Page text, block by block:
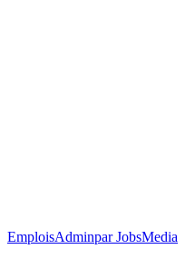
EmploisAdminpar JobsMedia